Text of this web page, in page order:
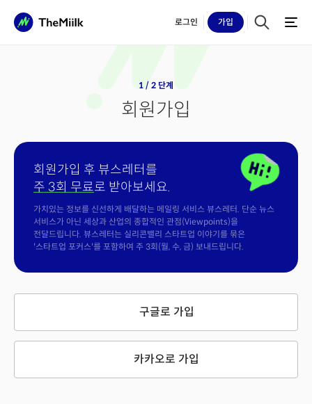
로그인 가입
1 / 2 단계
회원가입
회원가입 후 뷰스레터를
주 3회 무료로 받아보세요.
가치있는 정보를 신선하게 배달하는 메일링 서비스 뷰스레터. 단순 뉴스
서비스가 아닌 세상과 산업의 종합적인 관점(Viewpoints)을
전달드립니다. 뷰스레터는 실리콘밸리 스타트업 이야기를 묶은
'스타트업 포커스'를 포함하여 주 3회(월, 수, 금) 보내드립니다.
구글로 가입
카카오로 가입